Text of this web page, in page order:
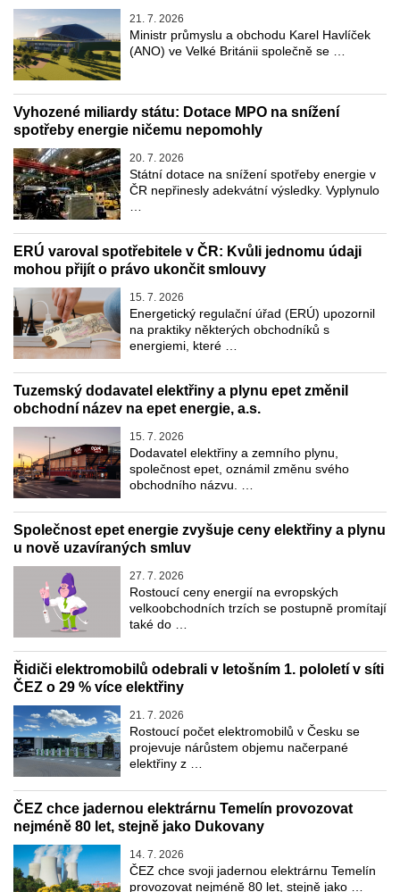
21. 7. 2026
Ministr průmyslu a obchodu Karel Havlíček
(ANO) ve Velké Británii společně se …
Vyhozené miliardy státu: Dotace MPO na snížení
spotřeby energie ničemu nepomohly
20. 7. 2026
Státní dotace na snížení spotřeby energie v
ČR nepřinesly adekvátní výsledky. Vyplynulo
…
ERÚ varoval spotřebitele v ČR: Kvůli jednomu údaji
mohou přijít o právo ukončit smlouvy
15. 7. 2026
Energetický regulační úřad (ERÚ) upozornil
na praktiky některých obchodníků s
energiemi, které …
Tuzemský dodavatel elektřiny a plynu epet změnil
obchodní název na epet energie, a.s.
15. 7. 2026
Dodavatel elektřiny a zemního plynu,
společnost epet, oznámil změnu svého
obchodního názvu. …
Společnost epet energie zvyšuje ceny elektřiny a plynu
u nově uzavíraných smluv
27. 7. 2026
Rostoucí ceny energií na evropských
velkoobchodních trzích se postupně promítají
také do …
Řidiči elektromobilů odebrali v letošním 1. pololetí v síti
ČEZ o 29 % více elektřiny
21. 7. 2026
Rostoucí počet elektromobilů v Česku se
projevuje nárůstem objemu načerpané
elektřiny z …
ČEZ chce jadernou elektrárnu Temelín provozovat
nejméně 80 let, stejně jako Dukovany
14. 7. 2026
ČEZ chce svoji jadernou elektrárnu Temelín
provozovat nejméně 80 let, stejně jako …